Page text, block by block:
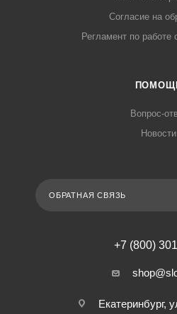
Согласие на
Регламент по работе
Вопрос-
Новости
ОБРАТНАЯ СВЯЗЬ
+7 (800)
Екатеринбург,